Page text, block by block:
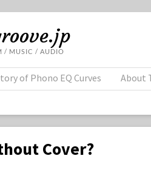
/ MUSIC / AUDIO
of Phono EQ Curves About
Cover?